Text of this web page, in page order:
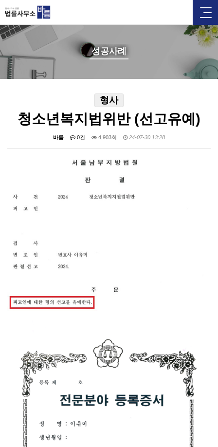
성공사례
형사
청소년복지법위반 (선고유예)
바름 0건 4,903회 24-07-30 13:28